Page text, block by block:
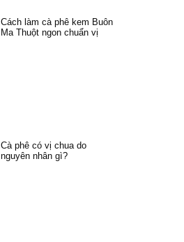
Cách làm cà phê kem Buôn
Ma Thuột ngon chuẩn vị
Cà phê có vị chua do
nguyên nhân gì?